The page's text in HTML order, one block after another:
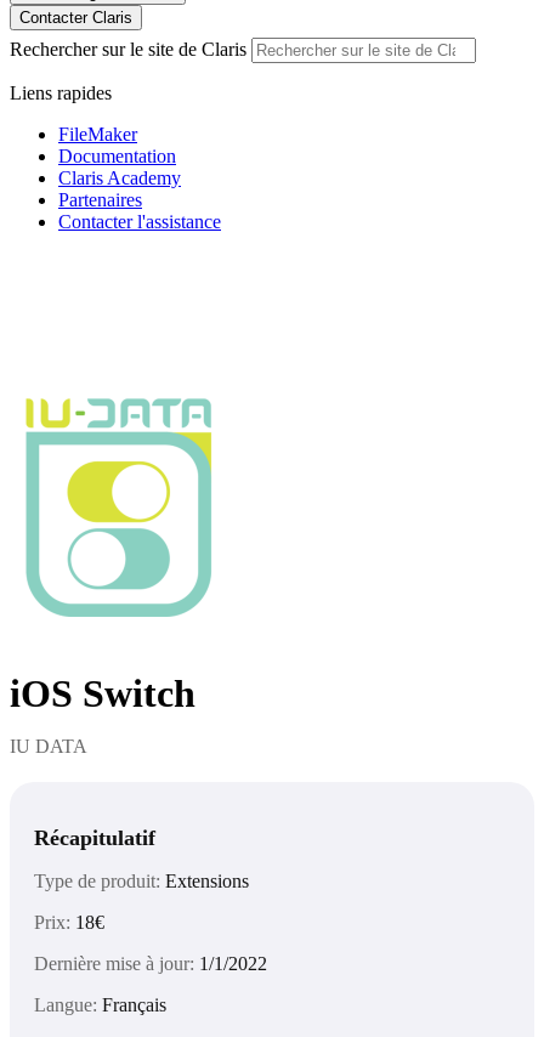
Contacter Claris
Rechercher sur le site de Claris
Liens rapides
FileMaker
Documentation
Claris Academy
Partenaires
Contacter l'assistance
iOS Switch
IU DATA
Récapitulatif
Type de produit: Extensions
Prix: 18€
Dernière mise à jour: 1/1/2022
Langue: Français